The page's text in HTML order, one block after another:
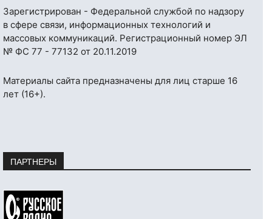
Зарегистрирован - Федеральной службой по надзору
в сфере связи, информационных технологий и
массовых коммуникаций. Регистрационный номер ЭЛ
№ ФС 77 - 77132 от 20.11.2019
Материалы сайта предназначены для лиц старше 16
лет (16+).
ПАРТНЕРЫ